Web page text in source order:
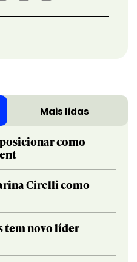
Mais lidas
como
Cirelli como
tem novo líder